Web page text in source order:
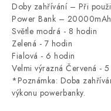
Doby zahřívání – Při
Power Bank – 20000mAh
Světle modrá - 8 hodin
Zelená - 7 hodin
Fialová - 6 hodin
Velmi výrazná Červená -
*Poznámka: Doba
výkonu powerbanky.